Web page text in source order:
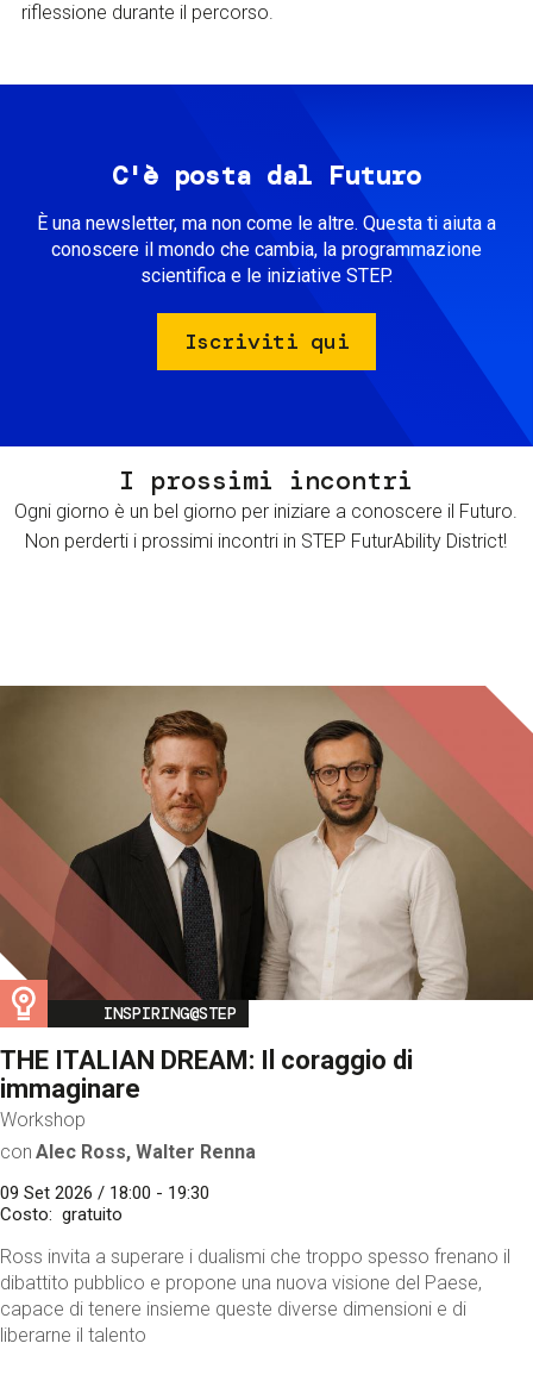
riflessione durante il percorso.
C'è posta dal Futuro
È una newsletter, ma non come le altre. Questa ti aiuta a
conoscere il mondo che cambia, la programmazione
scientifica e le iniziative STEP.
Iscriviti qui
I prossimi incontri
Ogni giorno è un bel giorno per iniziare a conoscere il Futuro.
Non perderti i prossimi incontri in STEP FuturAbility District!
Image
INSPIRING@STEP
THE ITALIAN DREAM: Il coraggio di
immaginare
Workshop
con Alec Ross, Walter Renna
09 Set 2026 / 18:00 - 19:30
Costo
gratuito
Ross invita a superare i dualismi che troppo spesso frenano il
dibattito pubblico e propone una nuova visione del Paese,
capace di tenere insieme queste diverse dimensioni e di
liberarne il talento